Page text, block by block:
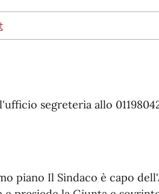
segreteria allo
piano Il Sindaco è capo